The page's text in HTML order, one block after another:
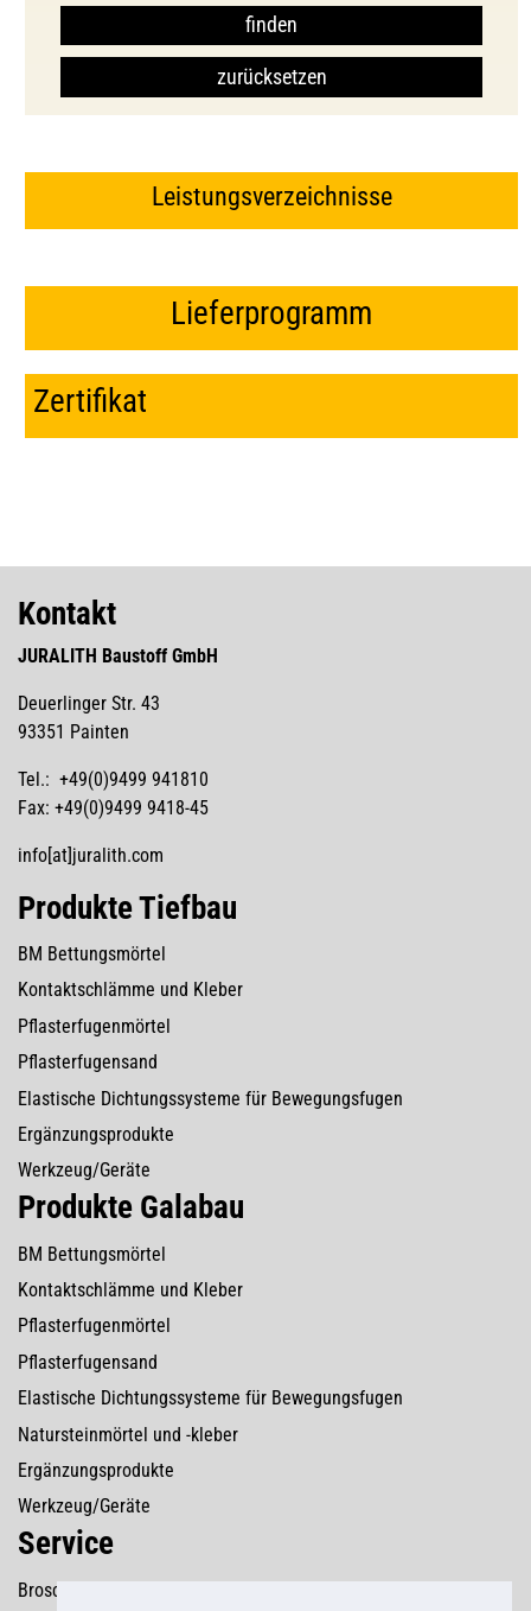
Leistungsverzeichnisse
Lieferprogramm
Zertifikat
Kontakt
JURALITH Baustoff GmbH
Deuerlinger Str. 43
93351 Painten
Tel.: +49(0)9499 941810
Fax: +49(0)9499 9418-45
info[at]juralith.com
Produkte Tiefbau
BM Bettungsmörtel
Kontaktschlämme und Kleber
Pflasterfugenmörtel
Pflasterfugensand
Elastische Dichtungssysteme für Bewegungsfugen
Ergänzungsprodukte
Werkzeug/Geräte
Produkte Galabau
BM Bettungsmörtel
Kontaktschlämme und Kleber
Pflasterfugenmörtel
Pflasterfugensand
Elastische Dichtungssysteme für Bewegungsfugen
Natursteinmörtel und -kleber
Ergänzungsprodukte
Werkzeug/Geräte
Service
Broschüren/Flyer